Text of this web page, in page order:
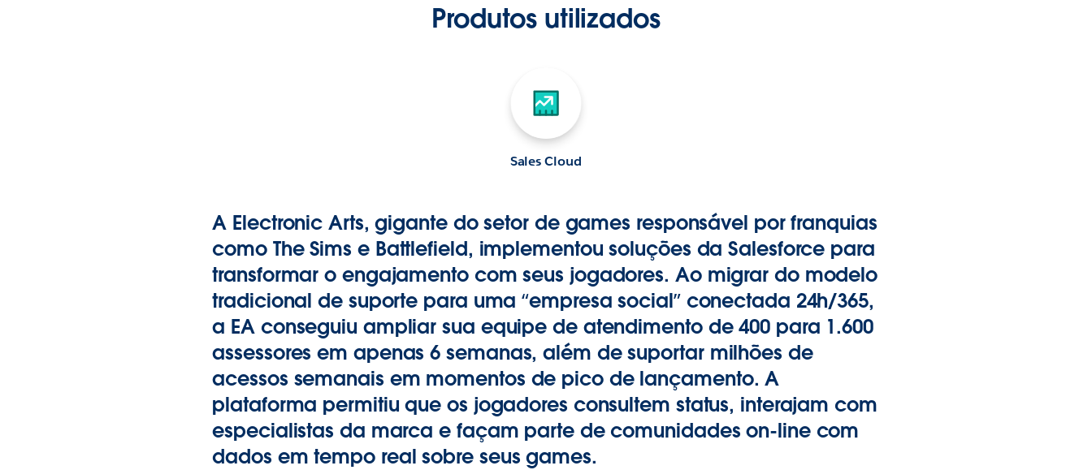
Produtos utilizados
Sales Cloud
A Electronic Arts, gigante do setor de games responsável por franquias
como The Sims e Battlefield, implementou soluções da Salesforce para
transformar o engajamento com seus jogadores. Ao migrar do modelo
tradicional de suporte para uma “empresa social” conectada 24h/365,
a EA conseguiu ampliar sua equipe de atendimento de 400 para 1.600
assessores em apenas 6 semanas, além de suportar milhões de
acessos semanais em momentos de pico de lançamento. A
plataforma permitiu que os jogadores consultem status, interajam com
especialistas da marca e façam parte de comunidades on-line com
dados em tempo real sobre seus games.